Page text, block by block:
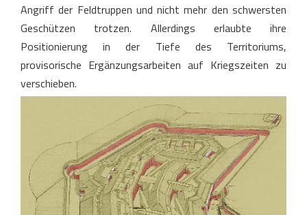
Angriff der Feldtruppen und nicht mehr den schwersten
Geschützen trotzen. Allerdings erlaubte ihre
Positionierung in der Tiefe des Territoriums,
provisorische Ergänzungsarbeiten auf Kriegszeiten zu
verschieben.